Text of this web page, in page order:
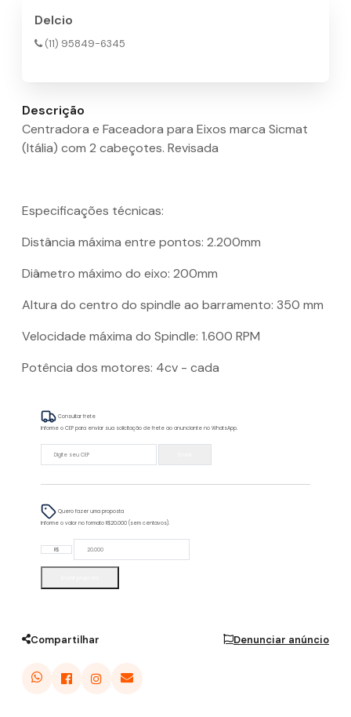
Delcio
(11) 95849-6345
Descrição
Centradora e Faceadora para Eixos marca Sicmat
(Itália) com 2 cabeçotes. Revisada
Especificações técnicas:
Distância máxima entre pontos: 2.200mm
Diâmetro máximo do eixo: 200mm
Altura do centro do spindle ao barramento: 350 mm
Velocidade máxima do Spindle: 1.600 RPM
Potência dos motores: 4cv - cada
Consultar frete
Informe o CEP para enviar sua solicitação de frete ao anunciante no WhatsApp.
Quero fazer uma proposta
Informe o valor no formato R$20.000 (sem centavos).
R$
Compartilhar Denunciar anúncio